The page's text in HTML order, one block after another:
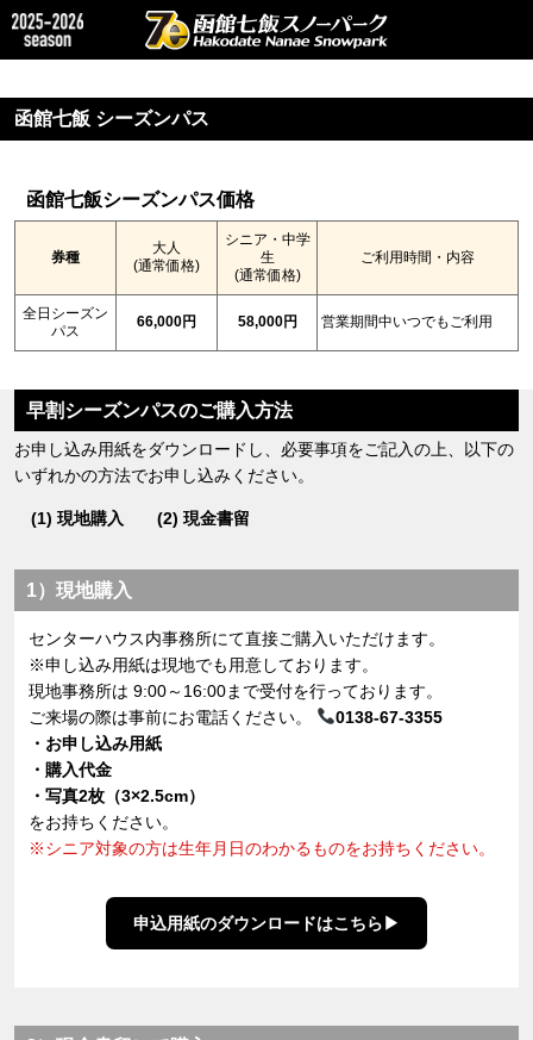
函館七飯 シーズンパス
函館七飯シーズンパス価格
券種
大人
(通常価格)
シニア・中学
生
(通常価格)
ご利用時間・内容
全日シーズン
パス
66,000円 58,000円 営業期間中いつでもご利用
早割シーズンパスのご購入方法
お申し込み用紙をダウンロードし、必要事項をご記入の上、以下の
いずれかの方法でお申し込みください。
(1) 現地購入 (2) 現金書留
1）現地購入
センターハウス内事務所にて直接ご購入いただけます。
※申し込み用紙は現地でも用意しております。
現地事務所は 9:00～16:00まで受付を行っております。
ご来場の際は事前にお電話ください。
0138-67-3355
・お申し込み用紙
・購入代金
・写真2枚（3×2.5cm）
をお持ちください。
※シニア対象の方は生年月日のわかるものをお持ちください。
申込用紙のダウンロードはこちら